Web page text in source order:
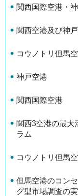
関西国際空港・
関西空港及び神
コウノトリ但馬
神戸空港
関西国際空港
関西3空港の最大
ラム
コウノトリ但馬
但馬空港のコン
グ型市場調査の